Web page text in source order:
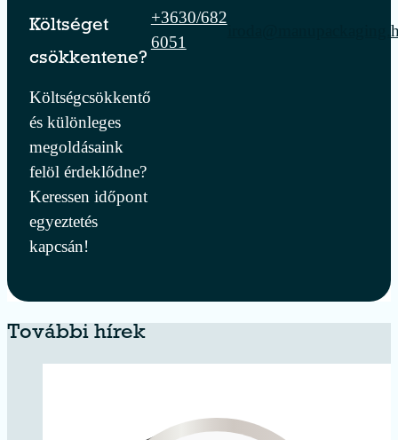
Költséget
csökkentene?
Költségcsökkentő
és különleges
megoldásaink
felöl érdeklődne?
Keressen időpont
egyeztetés
kapcsán!
+3630/682
6051
További hírek